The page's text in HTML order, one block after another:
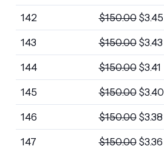
142 $150.00 $3.45
143 $150.00 $3.43
144 $150.00 $3.41
145 $150.00 $3.40
146 $150.00 $3.38
147 $150.00 $3.36